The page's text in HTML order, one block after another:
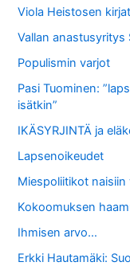
Viola Heistosen kirjat
Vallan anastusyritys
Populismin varjot
Pasi Tuominen:
isätkin”
IKÄSYRJINTÄ ja
Lapsenoikeudet
Miespoliitikot
Kokoomuksen
Ihmisen arvo…
Erkki Hautamäki: